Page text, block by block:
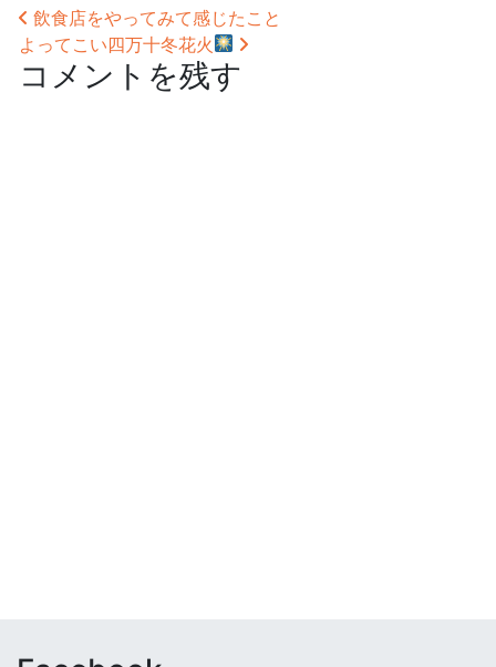
投稿ナビゲーション
飲食店をやってみて感じたこと
よってこい四万十冬花火
コメントを残す